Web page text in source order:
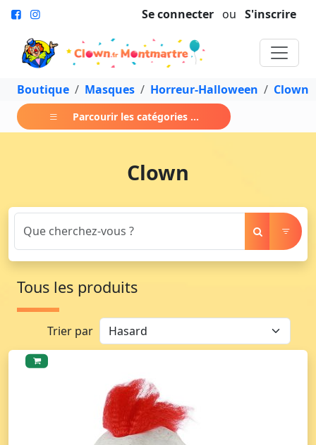
Se connecter ou S'inscrire
Boutique Masques Horreur-Halloween Clown
Parcourir les catégories ...
Clown
Tous les produits
Trier par